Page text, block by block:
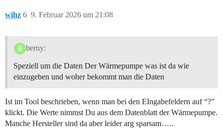
wihz 9. Februar 2026 um 21:08
6
berny:
Speziell um die Daten Der Wärmepumpe was ist da wie
einzugeben und woher bekommt man die Daten
Ist im Tool beschrieben, wenn man bei den EIngabefeldern auf “?”
klickt. Die Werte nimmst Du aus dem Datenblatt der Wärmepumpe.
Manche Hersteller sind da aber leider arg sparsam…..